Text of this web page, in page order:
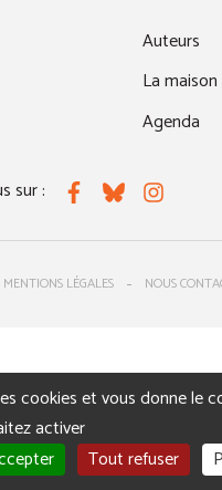
Auteurs
La maison
Agenda
sur : FacebookBlueskyInstagram
MENTIONS LÉGALES NOUS
cookies et vous donne le
activer
Tout refuser